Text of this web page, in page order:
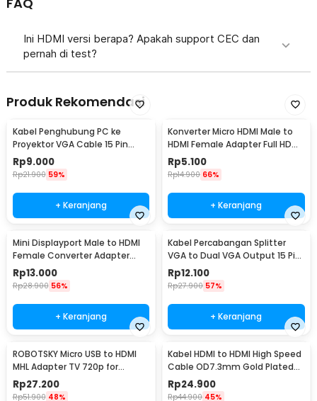
Ini HDMI versi berapa? Apakah support CEC dan
pernah di test?
Produk Rekomendasi
Kabel Penghubung PC ke
Proyektor VGA Cable 15 Pin
Male to Male 140cm - HD0010
Rp9.000
Rp21.900 59%
+ Keranjang
Konverter Micro HDMI Male to
HDMI Female Adapter Full HD
Gold Plated - SHH15
Rp5.100
Rp14.900 66%
+ Keranjang
Mini Displayport Male to HDMI
Female Converter Adapter
Nickel plated - Mini DP
Rp13.000
Rp28.900 56%
+ Keranjang
Kabel Percabangan Splitter
VGA to Dual VGA Output 15 Pin
28cm - HD009
Rp12.100
Rp27.900 57%
+ Keranjang
ROBOTSKY Micro USB to HDMI
MHL Adapter TV 720p for
Smartphone - S2
Rp27.200
Rp51.900 48%
Kabel HDMI to HDMI High Speed
Cable OD7.3mm Gold Plated
4K 5M - HD105
Rp24.900
Rp44.900 45%